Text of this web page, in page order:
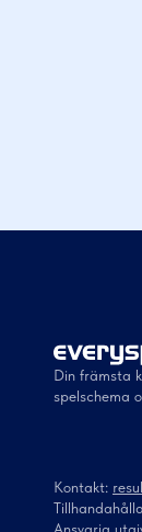
Din främsta
spelschema
Kontakt:
Ansvarig